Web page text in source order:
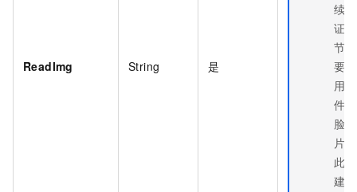
ReadImg String 是
续认
证环
节需
要使
用证
件人
脸照
片，
此处
建议